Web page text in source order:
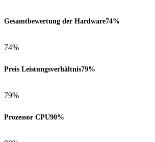
Gesamtbewertung der Hardware74%
74%
Preis Leistungsverhältnis79%
79%
Prozessor CPU90%